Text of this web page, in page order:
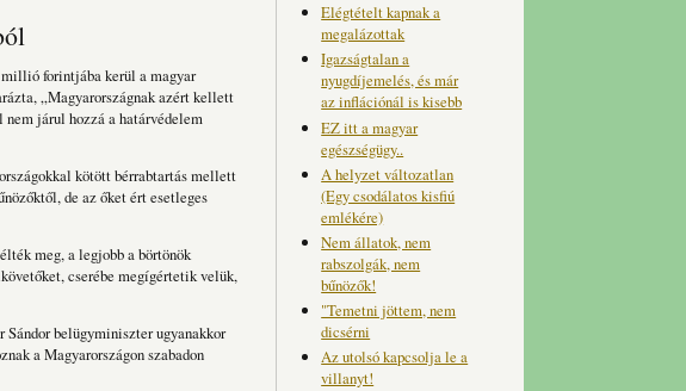
forintjába kerül a magyar
„Magyarországnak azért kellett
nem járul hozzá a határvédelem
kötött bérrabtartás mellett
de az őket ért esetleges
meg, a legjobb a börtönök
cserébe megígértetik velük,
Sándor belügyminiszter ugyanakkor
a Magyarországon szabadon
Elégtételt kapnak a
megalázottak
Igazságtalan a
nyugdíjemelés, és már
az inflációnál is kisebb
EZ itt a magyar
egészségügy..
A helyzet változatlan
(Egy csodálatos kisfiú
emlékére)
Nem állatok, nem
rabszolgák, nem
bűnözők!
"Temetni jöttem, nem
dicsérni
Az utolsó kapcsolja le a
villanyt!